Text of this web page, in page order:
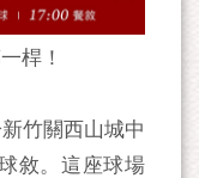
桿！
竹關西山城中
敘。這座球場